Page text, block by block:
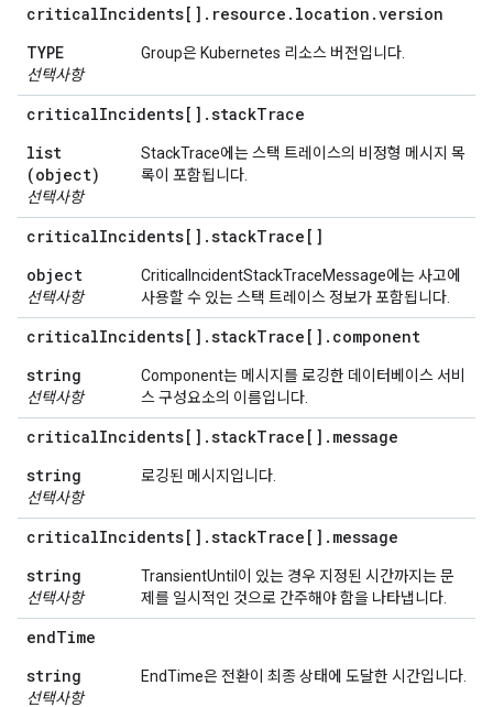
criticalIncidents[] . resource . location .version
TYPE
선택사항
Group은 Kubernetes 리소스 버전입니다.
criticalIncidents[] .stackTrace
list
(object)
선택사항
StackTrace에는 스택 트레이스의 비정형 메시지 목
록이 포함됩니다.
criticalIncidents[] .stackTrace[]
object
선택사항
CriticalIncidentStackTraceMessage에는 사고에
사용할 수 있는 스택 트레이스 정보가 포함됩니다.
criticalIncidents[] .stackTrace[] . component
string
선택사항
Component는 메시지를 로깅한 데이터베이스 서비
스 구성요소의 이름입니다.
criticalIncidents[] .stackTrace[] . message
string
선택사항
로깅된 메시지입니다.
criticalIncidents[] .stackTrace[] . message
string
선택사항
TransientUntil이 있는 경우 지정된 시간까지는 문
제를 일시적인 것으로 간주해야 함을 나타냅니다.
endTime
string
선택사항
EndTime은 전환이 최종 상태에 도달한 시간입니다.